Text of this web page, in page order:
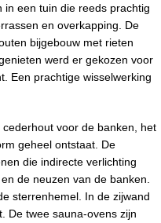
in een tuin die reeds prachtig
en overkapping. De
bijgebouw met rieten
werd er gekozen voor
Een prachtige wisselwerking
voor de banken, het
geheel ontstaat. De
die indirecte verlichting
de neuzen van de banken.
sterrenhemel. In de zijwand
De twee sauna-ovens zijn